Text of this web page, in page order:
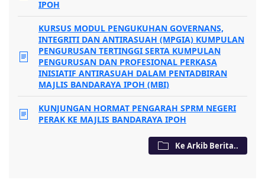
IPOH
KURSUS MODUL PENGUKUHAN GOVERNANS,
INTEGRITI DAN ANTIRASUAH (MPGIA) KUMPULAN
PENGURUSAN TERTINGGI SERTA KUMPULAN
PENGURUSAN DAN PROFESIONAL PERKASA
INISIATIF ANTIRASUAH DALAM PENTADBIRAN
MAJLIS BANDARAYA IPOH (MBI)
KUNJUNGAN HORMAT PENGARAH SPRM NEGERI
PERAK KE MAJLIS BANDARAYA IPOH
Ke Arkib Berita..